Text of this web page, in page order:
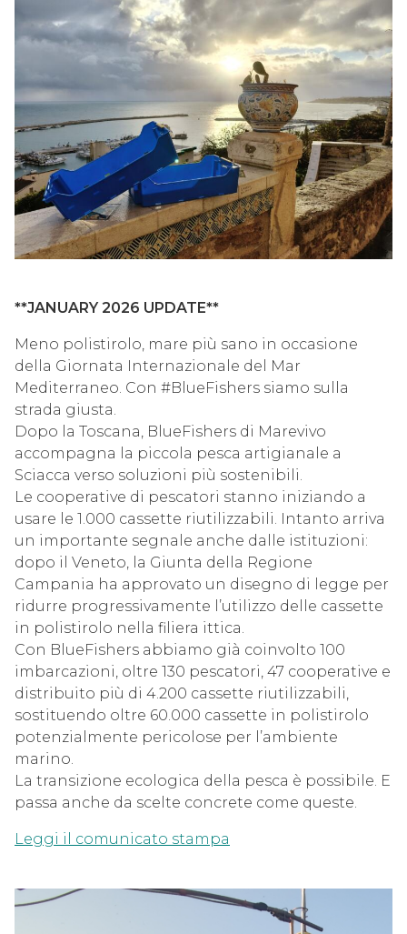
**JANUARY 2026 UPDATE**
Meno polistirolo, mare più sano in occasione
della Giornata Internazionale del Mar
Mediterraneo. Con #BlueFishers siamo sulla
strada giusta.
Dopo la Toscana, BlueFishers di Marevivo
accompagna la piccola pesca artigianale a
Sciacca verso soluzioni più sostenibili.
Le cooperative di pescatori stanno iniziando a
usare le 1.000 cassette riutilizzabili. Intanto arriva
un importante segnale anche dalle istituzioni:
dopo il Veneto, la Giunta della Regione
Campania ha approvato un disegno di legge per
ridurre progressivamente l’utilizzo delle cassette
in polistirolo nella filiera ittica.
Con BlueFishers abbiamo già coinvolto 100
imbarcazioni, oltre 130 pescatori, 47 cooperative e
distribuito più di 4.200 cassette riutilizzabili,
sostituendo oltre 60.000 cassette in polistirolo
potenzialmente pericolose per l’ambiente
marino.
La transizione ecologica della pesca è possibile. E
passa anche da scelte concrete come queste.
Leggi il comunicato stampa